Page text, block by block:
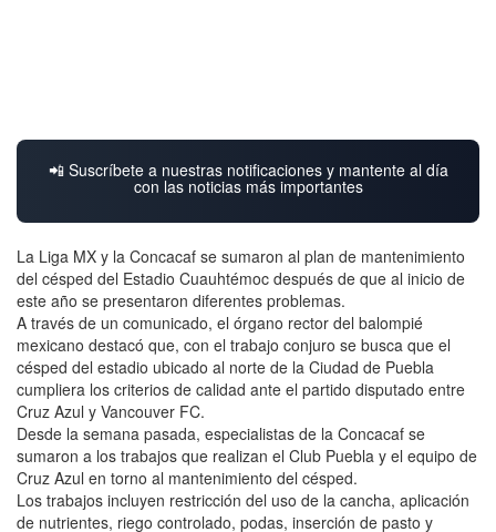
📲 Suscríbete a nuestras notificaciones y mantente al día
con las noticias más importantes
La Liga MX y la Concacaf se sumaron al plan de mantenimiento
del césped del Estadio Cuauhtémoc después de que al inicio de
este año se presentaron diferentes problemas.
A través de un comunicado, el órgano rector del balompié
mexicano destacó que, con el trabajo conjuro se busca que el
césped del estadio ubicado al norte de la Ciudad de Puebla
cumpliera los criterios de calidad ante el partido disputado entre
Cruz Azul y Vancouver FC.
Desde la semana pasada, especialistas de la Concacaf se
sumaron a los trabajos que realizan el Club Puebla y el equipo de
Cruz Azul en torno al mantenimiento del césped.
Los trabajos incluyen restricción del uso de la cancha, aplicación
de nutrientes, riego controlado, podas, inserción de pasto y